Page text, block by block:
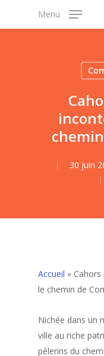
Menu
30 juin
Accueil »
le chemin de
Nichée dans un
ville au riche
pèlerins du